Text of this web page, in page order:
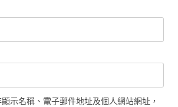
示名稱、電子郵件地址及個人網站網址，